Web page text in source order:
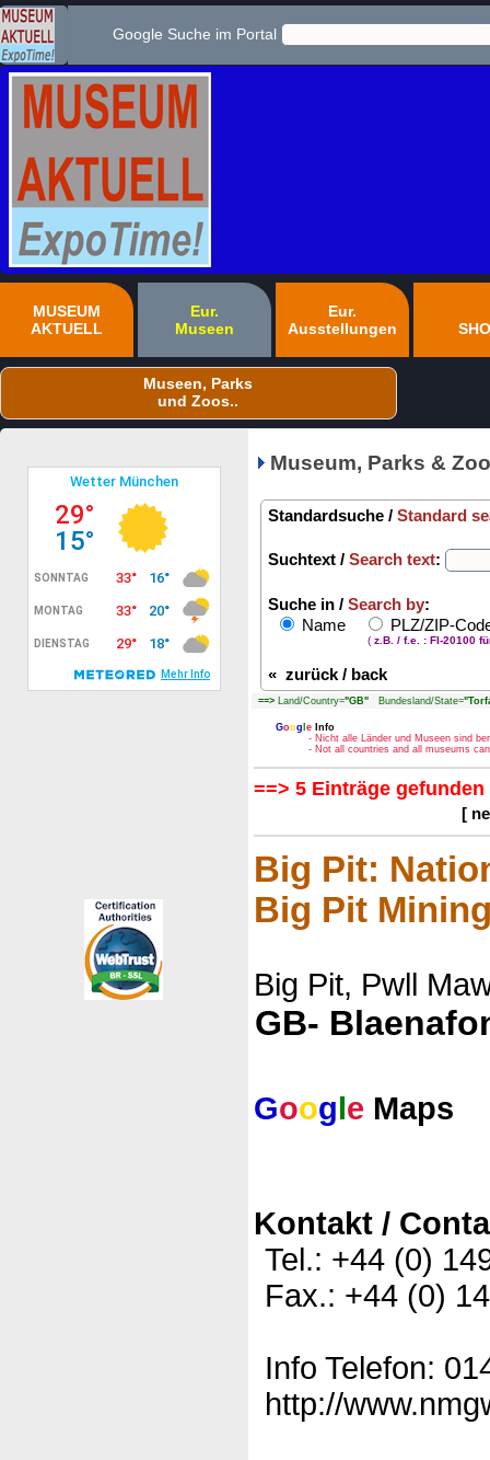
Google Suche im Portal
MUSEUM
AKTUELL
Eur.
Museen
Eur.
Ausstellungen
Museen, Parks
und Zoos..
Museum, Parks &
Standardsuche / Standard
Suchtext / Search text:
Suche in / Search by:
Name
PLZ/ZIP-
( z.B. / f.e. : FI-20100
« zurück / back
==> Land/Country="GB" Bundesland/State=
Goog e Info
- Nicht alle Länder und Museen sind
- Not all countries and all museums
==> 5 Einträge
[
Big Pit:
Big Pit
Big Pit, Pwll
GB-
Google Maps
Kontakt /
Tel.: +44 (0)
Fax.: +44 (0)
Info Telefon:
http://